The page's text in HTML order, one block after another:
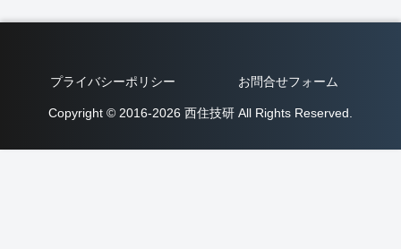
プライバシーポリシー お問合せフォーム
Copyright © 2016-2026 西住技研 All Rights Reserved.